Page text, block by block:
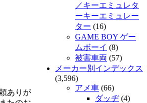
ありが
／キーエミュレタ
ーキーエミュレー
ター (16)
GAME BOY ゲー
ムボーイ (8)
被害車両 (57)
メーカー別インデックス
(3,596)
アメ車 (66)
ダッヂ(4)